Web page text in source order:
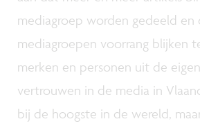
mediagroep worden gedeeld en
mediagroepen voorrang blijken
merken en personen uit de
vertrouwen in de media in
bij de hoogste in de wereld,